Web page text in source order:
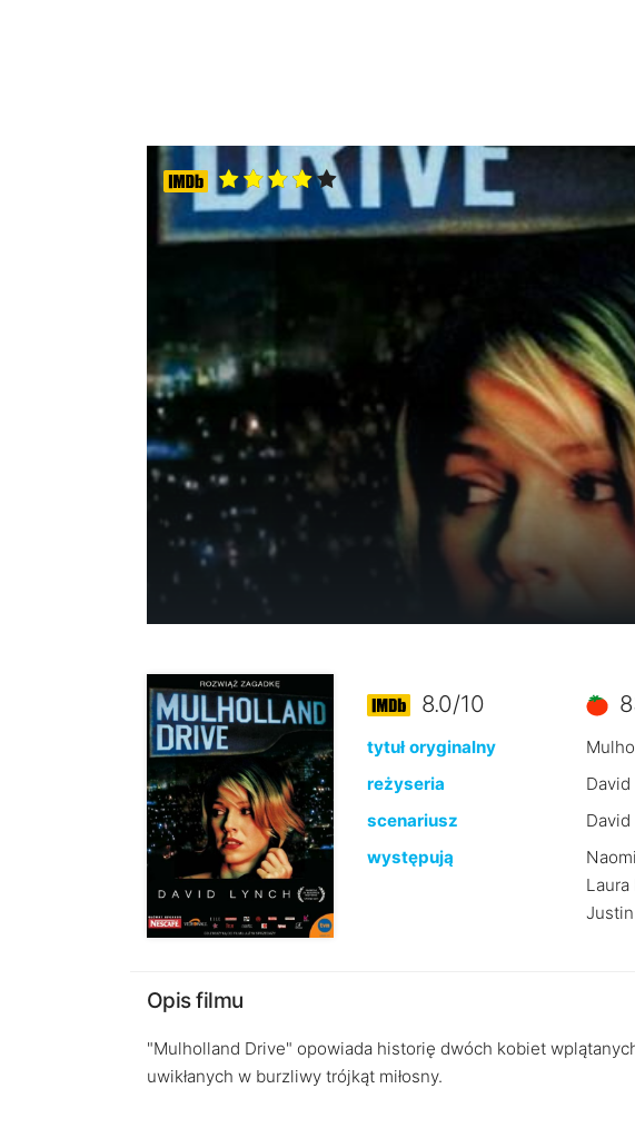
8.0/10
tytuł oryginalny
reżyseria
David
scenariusz
David
występują
Laura
Opis filmu
"Mulholland Drive" opowiada historię dwóch kobiet
uwikłanych w burzliwy trójkąt miłosny.